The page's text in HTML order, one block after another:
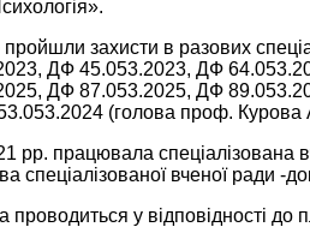
пройшли захисти в разових
ДФ 45.053.2023, ДФ
ДФ 87.053.2025, ДФ
(голова проф. Курова
рр. працювала спеціалізована
спеціалізованої вченої ради
у відповідності до